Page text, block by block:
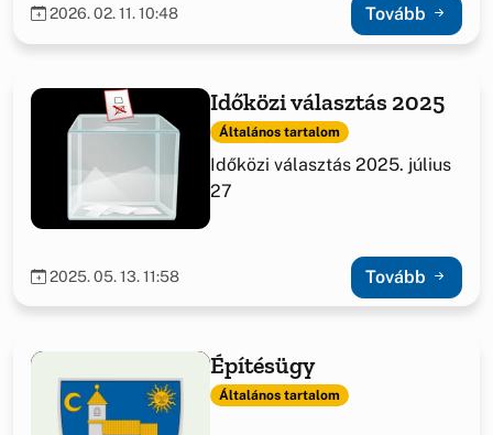
2026. 02. 11. 10:48 Tovább
Időközi választás 2025
Általános tartalom
Időközi választás 2025. július
27
2025. 05. 13. 11:58 Tovább
Építésügy
Általános tartalom